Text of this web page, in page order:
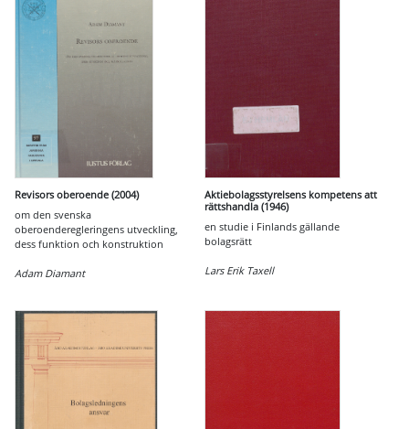
Revisors oberoende (2004)
om den svenska
oberoenderegleringens utveckling,
dess funktion och konstruktion
Adam Diamant
Aktiebolagsstyrelsens kompetens att
rättshandla (1946)
en studie i Finlands gällande
bolagsrätt
Lars Erik Taxell